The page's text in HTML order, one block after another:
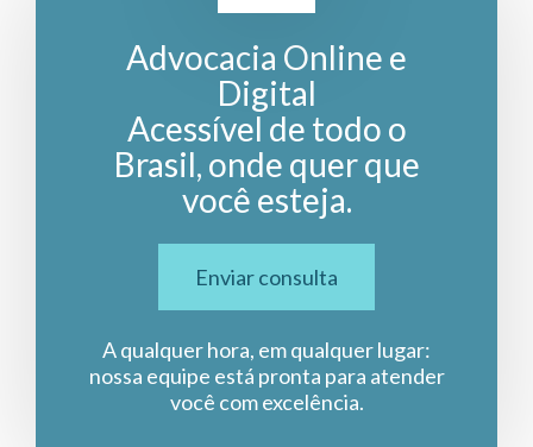
Advocacia Online e
Digital
Acessível de todo o
Brasil, onde quer que
você esteja.
Enviar consulta
A qualquer hora, em qualquer lugar:
nossa equipe está pronta para atender
você com excelência.